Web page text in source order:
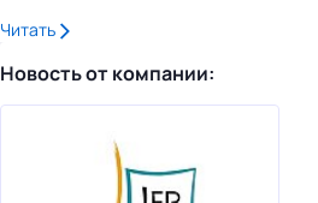
Читать
Новость от компании: